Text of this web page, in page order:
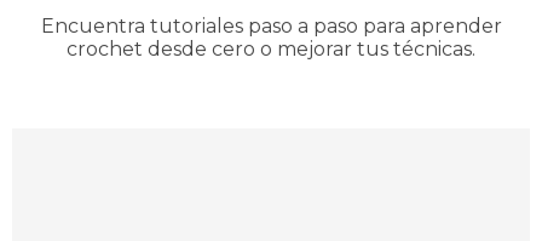
Encuentra tutoriales paso a paso para aprender
crochet desde cero o mejorar tus técnicas.